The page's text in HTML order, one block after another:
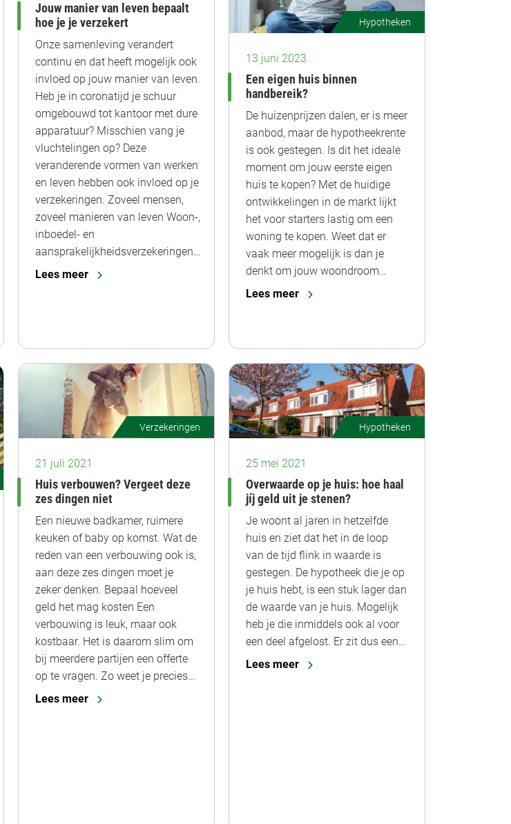
Jouw manier van leven bepaalt
hoe je je verzekert
Onze samenleving verandert
continu en dat heeft mogelijk ook
invloed op jouw manier van leven.
Heb je in coronatijd je schuur
omgebouwd tot kantoor met dure
apparatuur? Misschien vang je
vluchtelingen op? Deze
veranderende vormen van werken
en leven hebben ook invloed op je
verzekeringen. Zoveel mensen,
zoveel manieren van leven Woon-,
inboedel- en
aansprakelijkheidsverzekeringen…
Lees meer
Hypotheken
13 juni 2023
Een eigen huis binnen
handbereik?
De huizenprijzen dalen, er is meer
aanbod, maar de hypotheekrente
is ook gestegen. Is dit het ideale
moment om jouw eerste eigen
huis te kopen? Met de huidige
ontwikkelingen in de markt lijkt
het voor starters lastig om een
woning te kopen. Weet dat er
vaak meer mogelijk is dan je
denkt om jouw woondroom…
Lees meer
Verzekeringen
21 juli 2021
Huis verbouwen? Vergeet deze
zes dingen niet
Een nieuwe badkamer, ruimere
keuken of baby op komst. Wat de
reden van een verbouwing ook is,
aan deze zes dingen moet je
zeker denken. Bepaal hoeveel
geld het mag kosten Een
verbouwing is leuk, maar ook
kostbaar. Het is daarom slim om
bij meerdere partijen een offerte
op te vragen. Zo weet je precies…
Lees meer
Hypotheken
25 mei 2021
Overwaarde op je huis: hoe haal
jíj geld uit je stenen?
Je woont al jaren in hetzelfde
huis en ziet dat het in de loop
van de tijd flink in waarde is
gestegen. De hypotheek die je op
je huis hebt, is een stuk lager dan
de waarde van je huis. Mogelijk
heb je die inmiddels ook al voor
een deel afgelost. Er zit dus een…
Lees meer